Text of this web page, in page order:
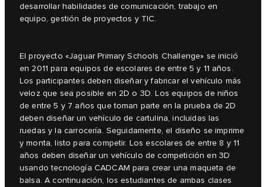
desarrollar habilidades de comunicación, trabajo en
equipo, gestión de proyectos y TIC.
El proyecto «Jaguar Primary Schools Challenge» se inició
en 2011 para equipos de escolares de entre 5 y 11 años.
Los participantes deben diseñar y fabricar el vehículo más
veloz que sea posible en 2D o 3D. Los equipos de niños
de entre 5 y 7 años que toman parte en la prueba de 2D
deben diseñar un vehículo de cartulina, incluidas las
ruedas y la carrocería. Seguidamente, el diseño se imprime
y monta, listo para competir. Los escolares de entre 8 y 11
años deben diseñar un vehículo de competición en 3D
usando tecnología CADCAM para crear una maqueta de
balsa. A continuación, los estudiantes de ambas clases